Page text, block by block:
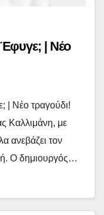
Έφυγε; | Νέο
| Νέο τραγούδι!
Καλλιμάνη, με
ανεβάζει τον
Ο δημιουργός…